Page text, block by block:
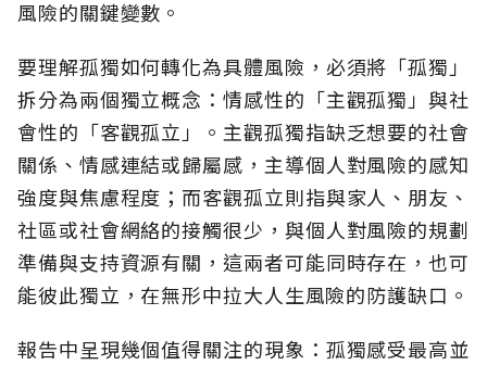
風險的關鍵變數。
要理解孤獨如何轉化為具體風險，必須將「孤獨」
拆分為兩個獨立概念：情感性的「主觀孤獨」與社
會性的「客觀孤立」。主觀孤獨指缺乏想要的社會
關係、情感連結或歸屬感，主導個人對風險的感知
強度與焦慮程度；而客觀孤立則指與家人、朋友、
社區或社會網絡的接觸很少，與個人對風險的規劃
準備與支持資源有關，這兩者可能同時存在，也可
能彼此獨立，在無形中拉大人生風險的防護缺口。
報告中呈現幾個值得關注的現象：孤獨感受最高並